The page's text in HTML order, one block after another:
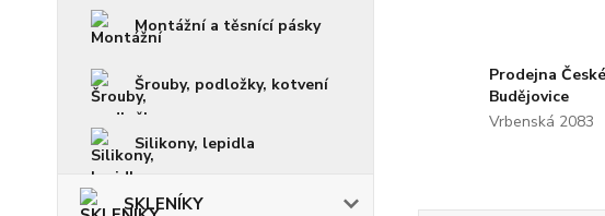
Montážní a těsnící pásky
Šrouby, podložky, kotvení
Silikony, lepidla
SKLENÍKY
Prodejna České
Budějovice
Vrbenská 2083